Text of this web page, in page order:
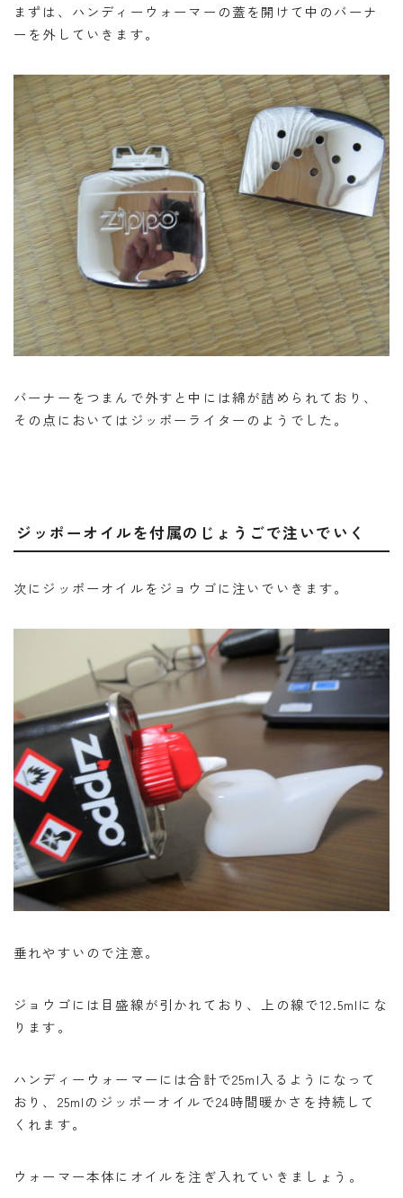
まずは、ハンディーウォーマーの蓋を開けて中のバーナ
ーを外していきます。
バーナーをつまんで外すと中には綿が詰められており、
その点においてはジッポーライターのようでした。
ジッポーオイルを付属のじょうごで注いでいく
次にジッポーオイルをジョウゴに注いでいきます。
垂れやすいので注意。
ジョウゴには目盛線が引かれており、上の線で12.5mlにな
ります。
ハンディーウォーマーには合計で25ml入るようになって
おり、25mlのジッポーオイルで24時間暖かさを持続して
くれます。
ウォーマー本体にオイルを注ぎ入れていきましょう。